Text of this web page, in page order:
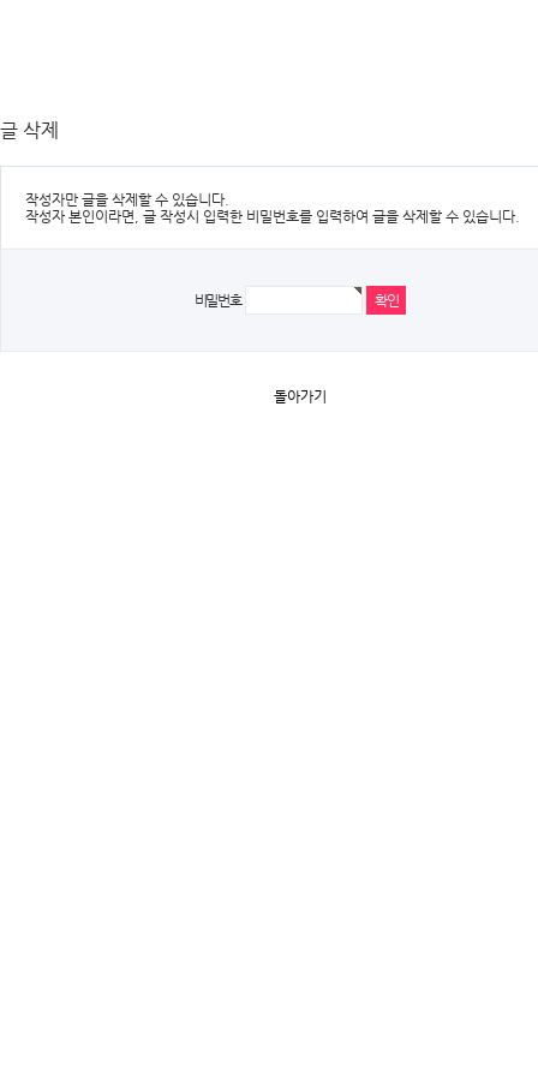
글 삭제
작성자만 글을 삭제할 수 있습니다.
작성자 본인이라면, 글 작성시 입력한 비밀번호를 입력하여 글을 삭제할 수 있습니다.
비밀번호
돌아가기